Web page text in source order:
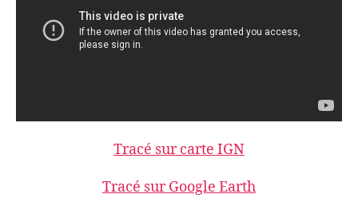
Tracé sur carte IGN
Tracé sur Google Earth